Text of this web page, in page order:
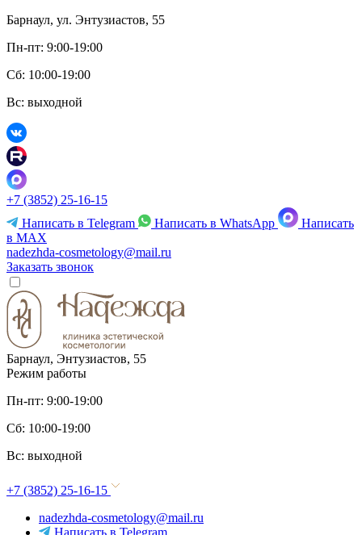
Барнаул, ул. Энтузиастов, 55
Пн-пт: 9:00-19:00
Сб: 10:00-19:00
Вс: выходной
+7 (3852) 25-16-15
Написать в Telegram
Написать в WhatsApp
Написать
в MAX
nadezhda-cosmetology@mail.ru
Заказать звонок
Барнаул, Энтузиастов, 55
Режим работы
Пн-пт: 9:00-19:00
Сб: 10:00-19:00
Вс: выходной
+7 (3852) 25-16-15
nadezhda-cosmetology@mail.ru
Написать в Telegram